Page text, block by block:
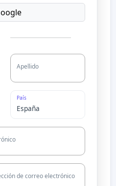
Apellido
País
de correo electrónico